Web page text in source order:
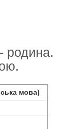
родина.
мова)